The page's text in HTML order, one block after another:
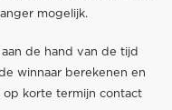
mogelijk.
de hand van de tijd
winnaar berekenen en
op korte termijn contact